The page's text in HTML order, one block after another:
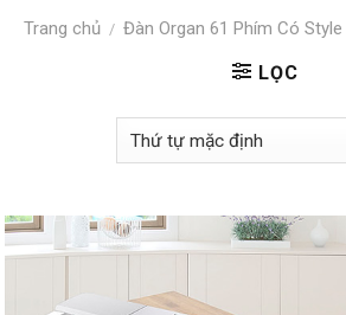
Trang chủ / Đàn Organ 61 Phím Có
LỌC